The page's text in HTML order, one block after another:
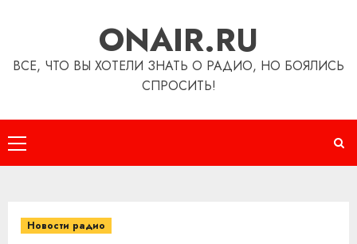
ONAIR.RU
ВСЕ, ЧТО ВЫ ХОТЕЛИ ЗНАТЬ О РАДИО, НО БОЯЛИСЬ
СПРОСИТЬ!
Основное
меню
Новости радио